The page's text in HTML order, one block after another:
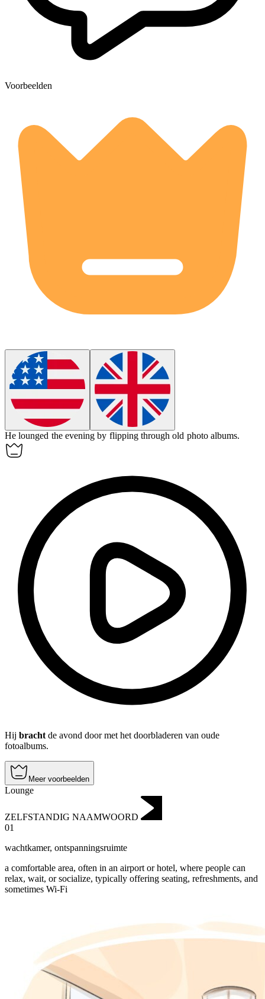
Voorbeelden
Helounged the evening by flipping through old photo albums.
Hij bracht de avond door met het doorbladeren van oude
fotoalbums.
Meer voorbeelden
Lounge
ZELFSTANDIG NAAMWOORD
01
wachtkamer, ontspanningsruimte
a comfortable area, often in an airport or hotel, where people can
relax, wait, or socialize, typically offering seating, refreshments, and
sometimes Wi-Fi